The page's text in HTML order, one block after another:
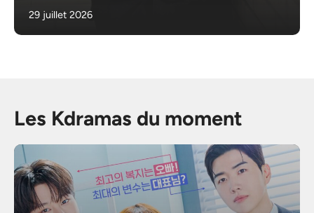
29 juillet 2026
Les Kdramas du moment